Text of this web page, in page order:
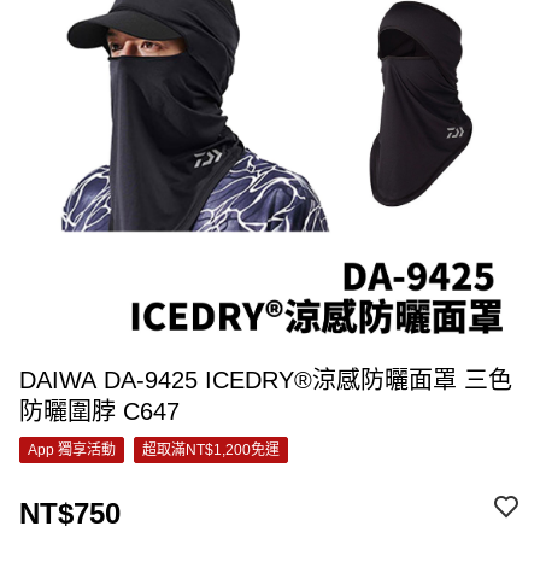
DAIWA DA-9425 ICEDRY®涼感防曬面罩 三色
防曬圍脖 C647
App 獨享活動 超取滿NT$1,200免運
NT$750